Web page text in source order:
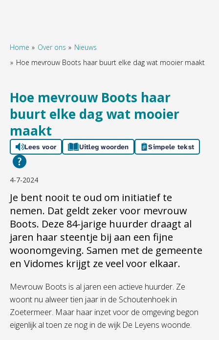
Home Over ons
Nieuws
Hoe mevrouw Boots haar buurt elke dag wat mooier maakt
Hoe mevrouw Boots haar
buurt elke dag wat mooier
maakt
Lees voor Uitleg woorden Simpele tekst
4-7-2024
Je bent nooit te oud om initiatief te
nemen. Dat geldt zeker voor mevrouw
Boots. Deze 84-jarige huurder draagt al
jaren haar steentje bij aan een fijne
woonomgeving. Samen met de gemeente
en Vidomes krijgt ze veel voor elkaar.
Mevrouw Boots is al jaren een actieve huurder. Ze
woont nu alweer tien jaar in de Schoutenhoek in
Zoetermeer. Maar haar inzet voor de omgeving begon
eigenlijk al toen ze nog in de wijk De Leyens woonde.